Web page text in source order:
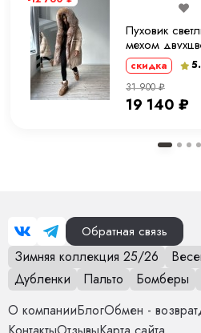
Пуховик
мехом
капюшоном
скидка
31 900₽
19 140 ₽
Обратная связь
Зимняя коллекция 25/26
Дубленки
Пальто Бомберы
О компанииБлогОбмен - возврат